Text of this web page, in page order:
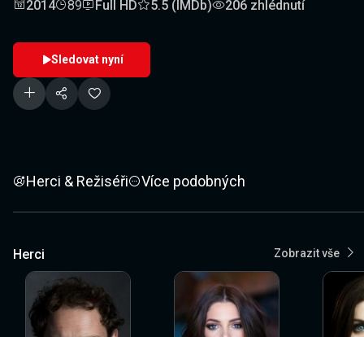
2014 89 Full HD 5.5 (IMDb) 206 zhlédnutí
Sledovat nyní
Herci & Režiséři Více podobných
Herci Zobrazit vše